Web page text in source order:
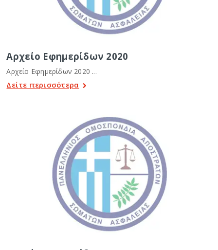
Αρχείο Εφημερίδων 2020
Αρχείο Εφημερίδων 2020 ...
Δείτε περισσότερα